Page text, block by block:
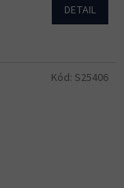
DETAIL
Kód: S25406